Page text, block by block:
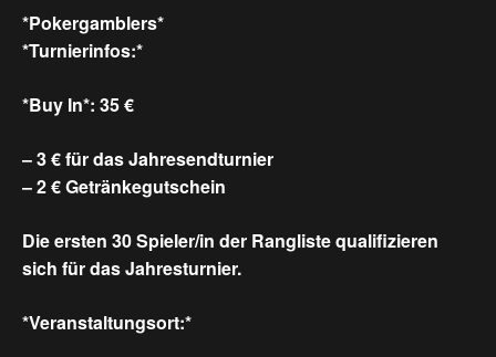
*Pokergamblers*
*Turnierinfos:*
*Buy In*: 35 €
– 3 € für das Jahresendturnier
– 2 € Getränkegutschein
Die ersten 30 Spieler/in der Rangliste qualifizieren
sich für das Jahresturnier.
*Veranstaltungsort:*